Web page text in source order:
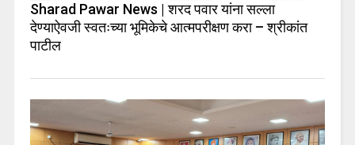
Sharad Pawar News | शरद पवार यांना सल्ला
देण्याऐवजी स्वतःच्या भूमिकेचे आत्मपरीक्षण करा – श्रीकांत
पाटील